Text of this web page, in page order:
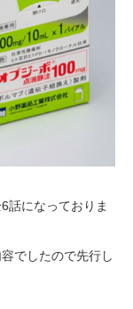
話になっておりま
でしたので先行し